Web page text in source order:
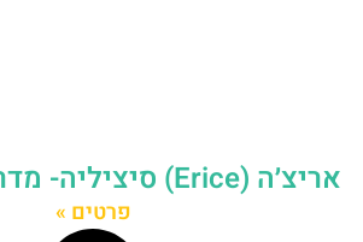
אריצ׳ה (Erice) סיציליה- מדריך למטיילים
פרטים »